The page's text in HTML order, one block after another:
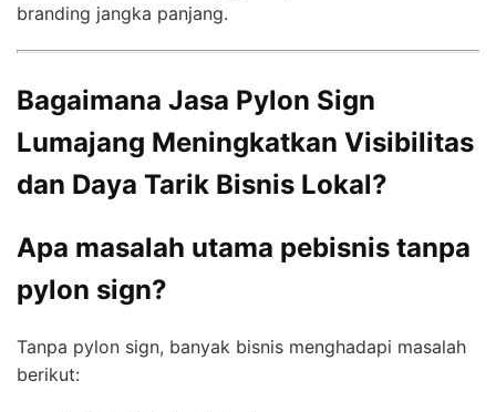
branding jangka panjang.
Bagaimana Jasa Pylon Sign
Lumajang Meningkatkan Visibilitas
dan Daya Tarik Bisnis Lokal?
Apa masalah utama pebisnis tanpa
pylon sign?
Tanpa pylon sign, banyak bisnis menghadapi masalah
berikut: